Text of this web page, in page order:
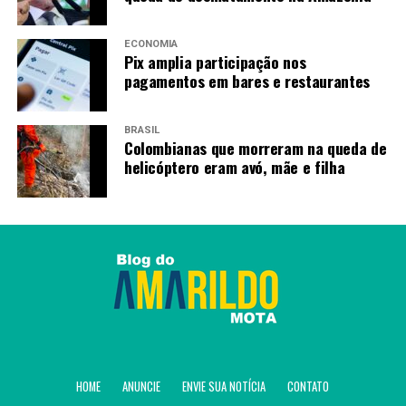
evitar a compra de produtos sem identificação
clara ou cuja comercialização seja proibida no
país, como os dispositivos eletrônicos para fumar
(DEFs).
Fonte:Agência Brasil
TAGS
Carnaval: Saúde reforça valor da doação de sangue para
Amarildo Mota
ECONOMIA
Pix amplia participação nos
pagamentos em bares e restaurantes
BRASIL
Colombianas que morreram na queda de
helicóptero eram avó, mãe e filha
HOME ANUNCIE ENVIE SUA NOTÍCIA CONTATO